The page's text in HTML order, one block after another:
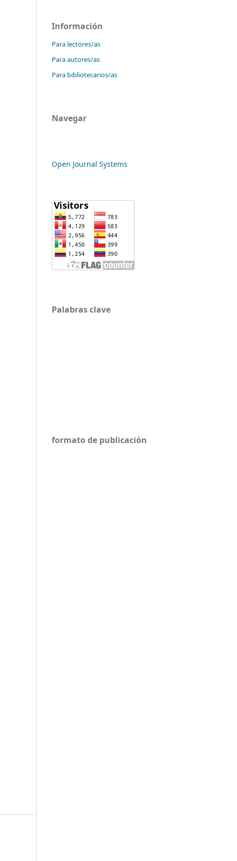
Información
Para lectores/as
Para autores/as
Para bibliotecarios/as
Navegar
Open Journal Systems
Palabras clave
formato de publicación